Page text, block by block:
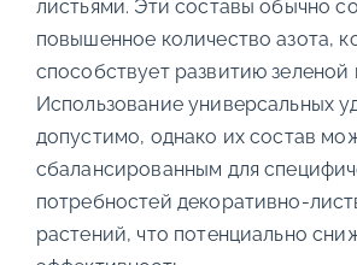
листьями. Эти составы обычно
повышенное количество азота,
способствует развитию зеленой
Использование универсальных
допустимо, однако их состав
сбалансированным для
потребностей декоративно-
растений, что потенциально